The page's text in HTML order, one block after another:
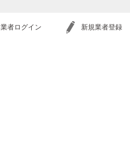
業者ログイン 新規業者登録